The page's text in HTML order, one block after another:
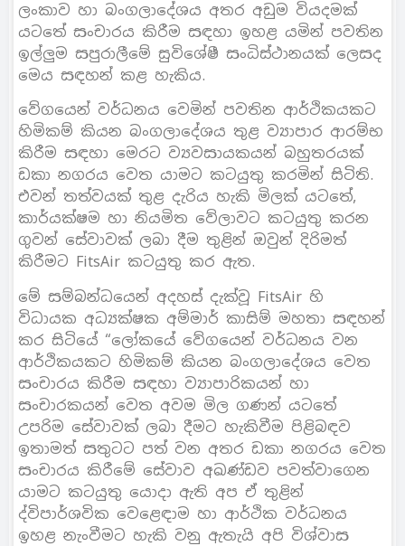
ලංකාව හා බංගලාදේශය අතර අඩුම වියදමක්
යටතේ සංචාරය කිරීම සඳහා ඉහළ යමින් පවතින
ඉල්ලුම සපුරාලීමේ සුවිශේෂී සංධිස්ථානයක් ලෙසද
මෙය සඳහන් කළ හැකිය.
වේගයෙන් වර්ධනය වෙමින් පවතින ආර්ථිකයකට
හිමිකම් කියන බංගලාදේශය තුළ ව්‍යාපාර ආරම්භ
කිරීම සඳහා මෙරට ව්‍යවසායකයන් බහුතරයක්
ඩකා නගරය වෙත යාමට කටයුතු කරමින් සිටිති.
එවන් තත්වයක් තුළ දැරිය හැකි මිලක් යටතේ,
කාර්යක්ෂම හා නියමිත වේලාවට කටයුතු කරන
ගුවන් සේවාවක් ලබා දීම තුළින් ඔවුන් දිරිමත්
කිරීමට FitsAir කටයුතු කර ඇත.
මේ සම්බන්ධයෙන් අදහස් දැක්වූ FitsAir හි
විධායක අධ්‍යක්ෂක අම්මාර් කාසිම් මහතා සඳහන්
කර සිටියේ “ලෝකයේ වේගයෙන් වර්ධනය වන
ආර්ථිකයකට හිමිකම් කියන බංගලාදේශය වෙත
සංචාරය කිරීම සඳහා ව්‍යාපාරිකයන් හා
සංචාරකයන් වෙත අවම මිල ගණන් යටතේ
උපරිම සේවාවක් ලබා දීමට හැකිවීම පිළිබඳව
ඉතාමත් සතුටට පත් වන අතර ඩකා නගරය වෙත
සංචාරය කිරීමේ සේවාව අඛණ්ඩව පවත්වාගෙන
යාමට කටයුතු යොදා ඇති අප ඒ තුළින්
ද්විපාර්ශවික වෙළෙඳාම හා ආර්ථික වර්ධනය
ඉහළ නැංවීමට හැකි වනු ඇතැයි අපි විශ්වාස